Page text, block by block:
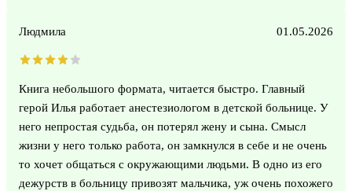
Людмила 01.05.2026
Книга небольшого формата, читается быстро. Главный
герой Илья работает анестезиологом в детской больнице. У
него непростая судьба, он потерял жену и сына. Смысл
жизни у него только работа, он замкнулся в себе и не очень
то хочет общаться с окружающими людьми. В одно из его
дежурств в больницу привозят мальчика, уж очень похожего